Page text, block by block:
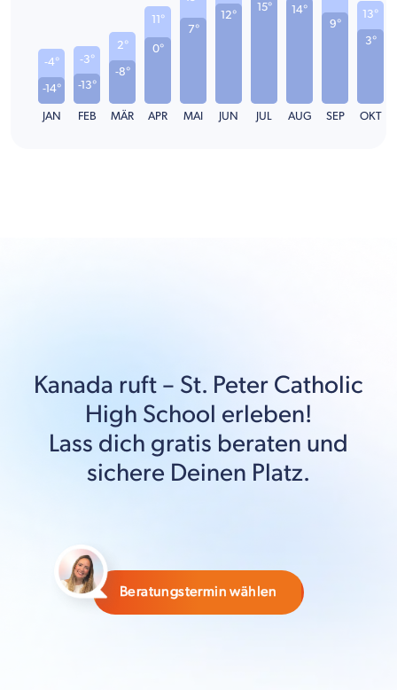
-14°
-4°
JAN
-13°
-3°
FEB
-8°
2°
MÄR
0°
11°
APR
7°
MAI
12°
JUN
15°
JUL
14°
AUG
9°
SEP
3°
13°
OKT
Kanada ruft – St. Peter Catholic
High School erleben!
Lass dich gratis beraten und
sichere Deinen Platz.
Beratungstermin wählen